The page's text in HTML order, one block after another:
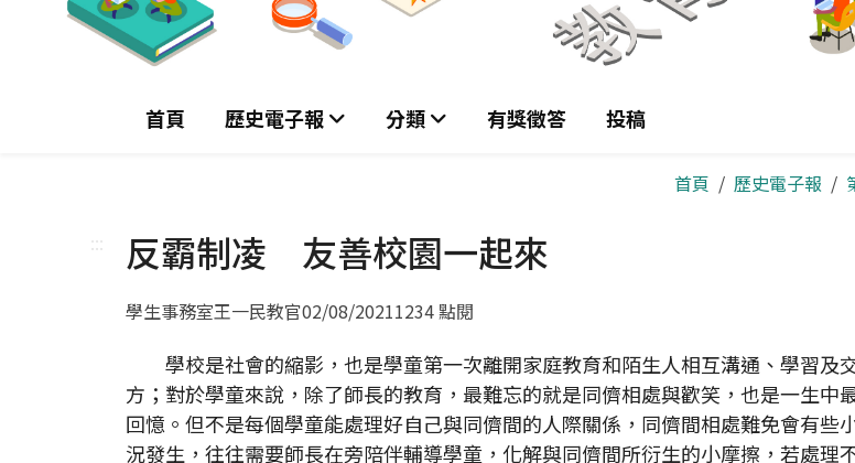
首頁 歷史電子報 分類 有獎徵答 投稿
首頁 歷史電子報
::: 反霸制凌 友善校園一起來
學生事務室王一民教官02/08/20211234 點閱
學校是社會的縮影，也是學童第一次離開家庭教育和陌生人相互溝通、學習及
方；對於學童來說，除了師長的教育，最難忘的就是同儕相處與歡笑，也是一生中
回憶。但不是每個學童能處理好自己與同儕間的人際關係，同儕間相處難免會有些
況發生，往往需要師長在旁陪伴輔導學童，化解與同儕間所衍生的小摩擦，若處理